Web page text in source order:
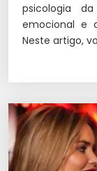
psicologia
emocional e
Neste artigo,